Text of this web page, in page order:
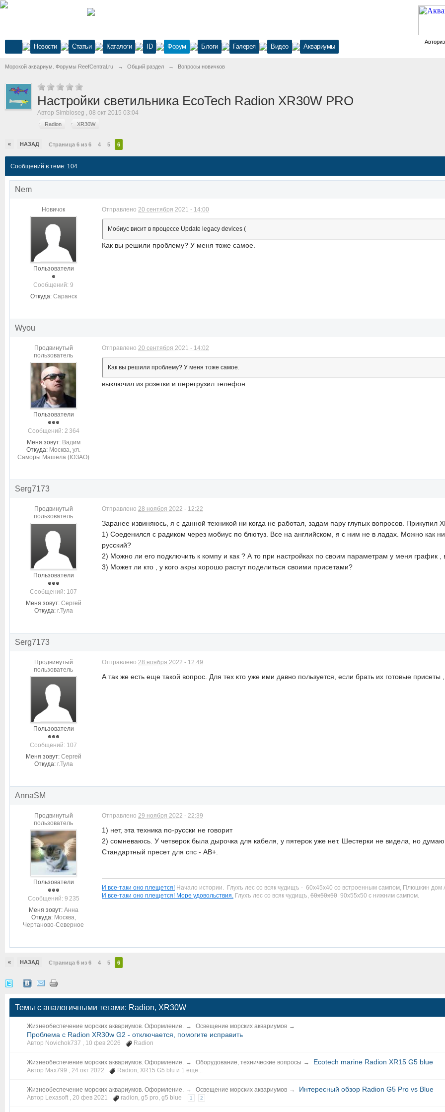
Новости Статьи Каталоги ID Форум Блоги Галерея Видео Аквариумы
Морской аквариум. Форумы ReefCentral.ru → Общий раздел → Вопросы новичков
Настройки светильника EcoTech Radion XR30W PRO
Автор Simbioseg , 08 окт 2015 03:04
Radion XR30W
« НАЗАД Страница 6 из 6 4 5 6
Сообщений в теме: 104
Nem
Новичок
Пользователи
Cообщений: 9
Откуда: Саранск
Отправлено 20 сентября 2021 - 14:00
Мобиус висит в процессе Update legacy devices (
Как вы решили проблему? У меня тоже самое.
Wyou
Продвинутый
пользователь
Пользователи
Cообщений: 2 364
Меня зовут: Вадим
Откуда: Москва, ул.
Саморы Машела (ЮЗАО)
Отправлено 20 сентября 2021 - 14:02
Как вы решили проблему? У меня тоже самое.
выключил из розетки и перегрузил телефон
Serg7173
Продвинутый
пользователь
Пользователи
Cообщений: 107
Меня зовут: Сергей
Откуда: г.Тула
Отправлено 28 ноября 2022 - 12:22
Заранее извиняюсь, я с данной техникой ни когда не работал, задам пару глупых вопросов. Прикупил
1) Соеденился с радиком через мобиус по блютуз. Все на английском, я с ним не в ладах. Можно как
русский?
2) Можно ли его подключить к компу и как ? А то при настройках по своим параметрам у меня
3) Может ли кто , у кого акры хорошо растут поделиться своими присетами?
Serg7173
Продвинутый
пользователь
Пользователи
Cообщений: 107
Меня зовут: Сергей
Откуда: г.Тула
Отправлено 28 ноября 2022 - 12:49
А так же есть еще такой вопрос. Для тех кто уже ими давно пользуется, если брать их готовые
AnnaSM
Продвинутый
пользователь
Пользователи
Cообщений: 9 235
Меня зовут: Анна
Откуда: Москва,
Чертаново-Северное
Отправлено 29 ноября 2022 - 22:39
1) нет, эта техника по-русски не говорит
2) сомневаюсь. У четверок была дырочка для кабеля, у пятерок уже нет. Шестерки не видела, но
Стандартный пресет для спс - АВ+.
И все-таки оно плещется! Начало истории. Глухъ лес со всяк чудищъ - 60х45х40 со встроенным сампом, Плюшкин дом
И все-таки оно плещется! Море удовольствия. Глухъ лес со всяк чудищъ, 60х50х50 90х55х50 с нижним сампом.
« НАЗАД Страница 6 из 6 4 5 6
Темы с аналогичными тегами: Radion, XR30W
Жизнеобеспечение морских аквариумов. Оформление. → Освещение морских аквариумов →
Проблема с Radion XR30w G2 - отключается, помогите исправить
Автор Novichok737 , 10 фев 2026 Radion
Жизнеобеспечение морских аквариумов. Оформление. → Оборудование, технические вопросы → Ecotech marine Radion XR15 G5 blue
Автор Max799 , 24 окт 2022 Radion, XR15 G5 blu и 1 еще...
Жизнеобеспечение морских аквариумов. Оформление. → Освещение морских аквариумов → Интересный обзор Radion G5 Pro vs Blue
Автор Lexasoft , 20 фев 2021 radion, g5 pro, g5 blue 1 2